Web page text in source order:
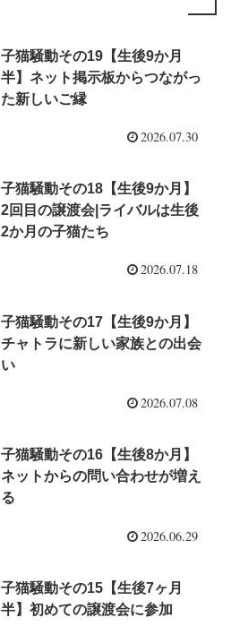
子猫騒動その19【生後9か月
半】ネット掲示板からつながっ
た新しいご縁
2026.07.30
子猫騒動その18【生後9か月】
2回目の譲渡会|ライバルは生後
2か月の子猫たち
2026.07.18
子猫騒動その17【生後9か月】
チャトラに新しい家族との出会
い
2026.07.08
子猫騒動その16【生後8か月】
ネットからの問い合わせが増え
る
2026.06.29
子猫騒動その15【生後7ヶ月
半】初めての譲渡会に参加